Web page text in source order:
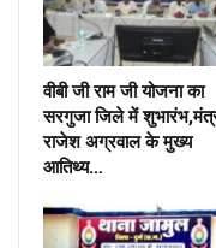
वीबी जी राम जी योजना का
सरगुजा जिले में
राजेश अग्रवाल के मुख्य
आतिथ्य…